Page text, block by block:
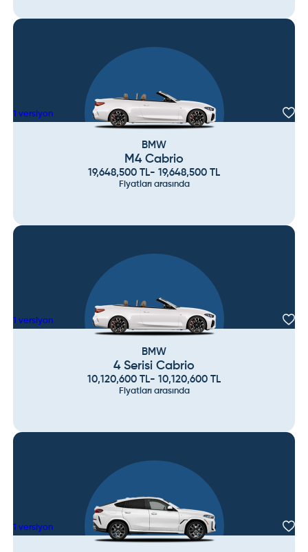
1 versiyon
BMW
M4 Cabrio
19,648,500 TL- 19,648,500 TL
Fiyatları arasında
1 versiyon
BMW
4 Serisi Cabrio
10,120,600 TL- 10,120,600 TL
Fiyatları arasında
1 versiyon